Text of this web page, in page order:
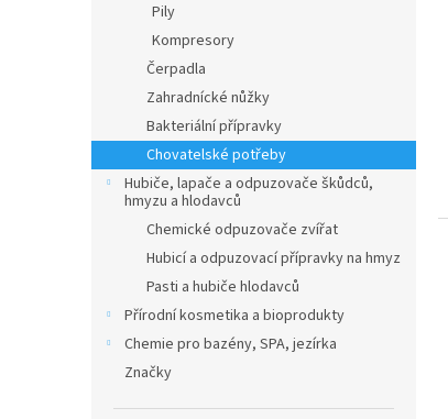
Pily
Kompresory
Čerpadla
Zahradnícké nůžky
Bakteriální přípravky
Chovatelské potřeby
Hubiče, lapače a odpuzovače škůdců,
hmyzu a hlodavců
Chemické odpuzovače zvířat
Hubicí a odpuzovací přípravky na hmyz
Pasti a hubiče hlodavců
Přírodní kosmetika a bioprodukty
Chemie pro bazény, SPA, jezírka
Značky